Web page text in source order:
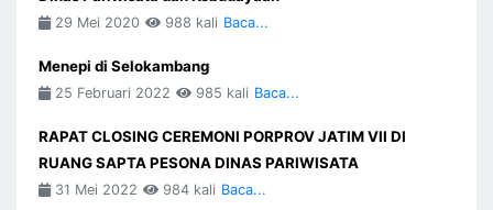
29 Mei 2020 988 kali Baca...
Menepi di Selokambang
25 Februari 2022 985 kali Baca...
RAPAT CLOSING CEREMONI PORPROV JATIM VII DI
RUANG SAPTA PESONA DINAS PARIWISATA
31 Mei 2022 984 kali Baca...